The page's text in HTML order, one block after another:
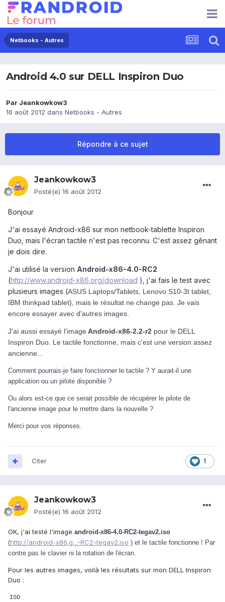
Netbooks - Autres
Android 4.0 sur DELL Inspiron Duo
Par Jeankowkow3
16 août 2012 dans Netbooks - Autres
Répondre à ce sujet
Jeankowkow3
Posté(e) 16 août 2012
Bonjour
J'ai essayé Android-x86 sur mon netbook-tablette Inspiron
Duo, mais l'écran tactile n'est pas reconnu. C'est assez gênant
je dois dire.
J'ai utilisé la version Android-x86-4.0-RC2
(http://www.android-x86.org/download ), j'ai fais le test avec
plusieurs images (ASUS Laptops/Tablets, Lenovo S10-3t tablet,
IBM thinkpad tablet), mais le résultat ne change pas. Je vais
encore essayer avec d'autres images.
J'ai aussi essayé l'imageAndroid-x86-2.2-r2 pour le DELL
Inspiron Duo. Le tactile fonctionne, mais c'est une version assez
ancienne...
Comment pourrais-je faire fonctionner le tactile ? Y aurait-il une
application ou un pilote disponible ?
Ou alors est-ce que ce serait possible de récupérer le pilote de
l'ancienne image pour le mettre dans la nouvelle ?
Merci pour vos réponses.
1
Citer
Jeankowkow3
Posté(e) 16 août 2012
OK, j'ai testé l'image android-x86-4.0-RC2-tegav2.iso
(http://android-x86.g...-RC2-tegav2.iso ) et le tactile fonctionne ! Par
contre pas le clavier ni la rotation de l'écran.
Pour les autres images, voilà les résultats sur mon DELL Inspiron
Duo :
ISO